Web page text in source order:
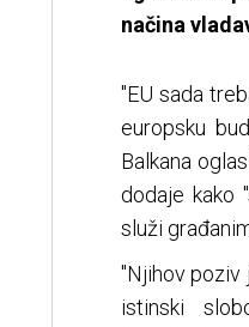
načina
"EU sada
europsku
Balkana
dodaje kako
služi
"Njihov poziv
istinski